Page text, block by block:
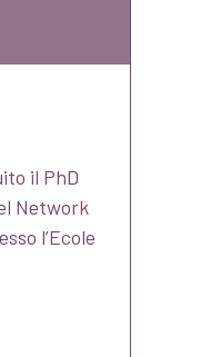
il PhD
Network
l’Ecole